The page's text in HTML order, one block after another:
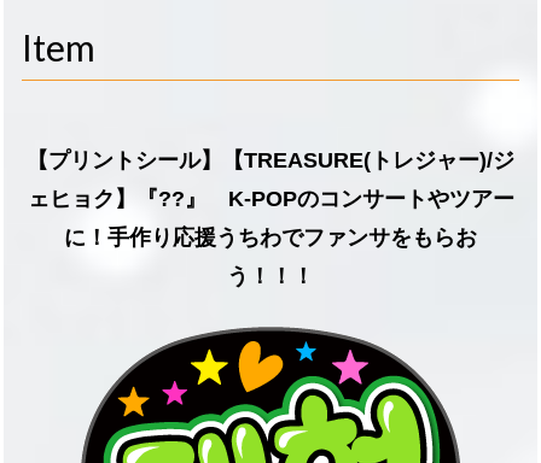
Item
【プリントシール】【TREASURE(トレジャー)/ジ
ェヒョク】『??』 K-POPのコンサートやツアー
に！手作り応援うちわでファンサをもらお
う！！！